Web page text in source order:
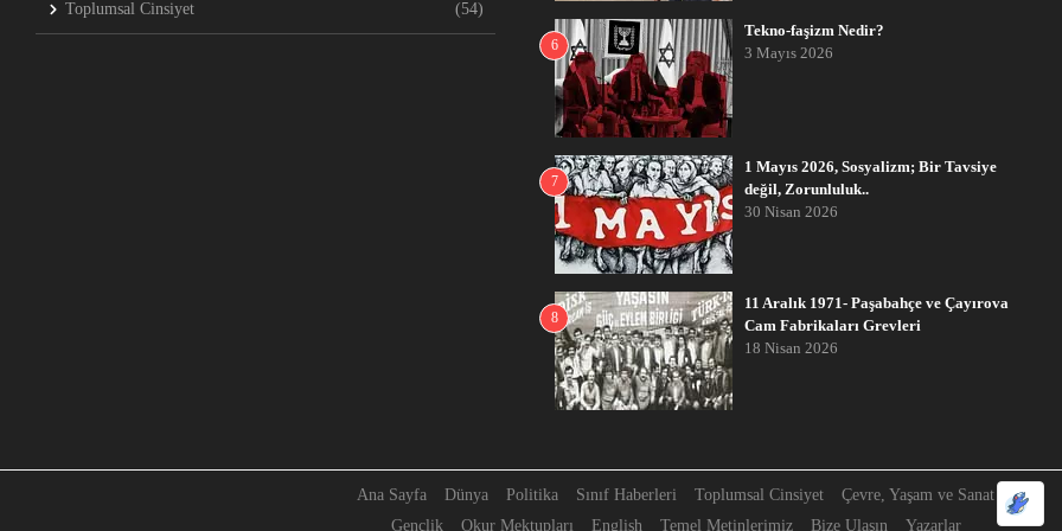
Toplumsal Cinsiyet (54)
6
Tekno-faşizm Nedir?
3 Mayıs 2026
7
1 Mayıs 2026, Sosyalizm; Bir Tavsiye
değil, Zorunluluk..
30 Nisan 2026
8
11 Aralık 1971- Paşabahçe ve Çayırova
Cam Fabrikaları Grevleri
18 Nisan 2026
Ana Sayfa Dünya Politika Sınıf Haberleri Toplumsal Cinsiyet
Çevre, Yaşam ve Sanat
Gençlik
Okur Mektupları English Temel Metinlerimiz Bize Ulaşın Yazarlar